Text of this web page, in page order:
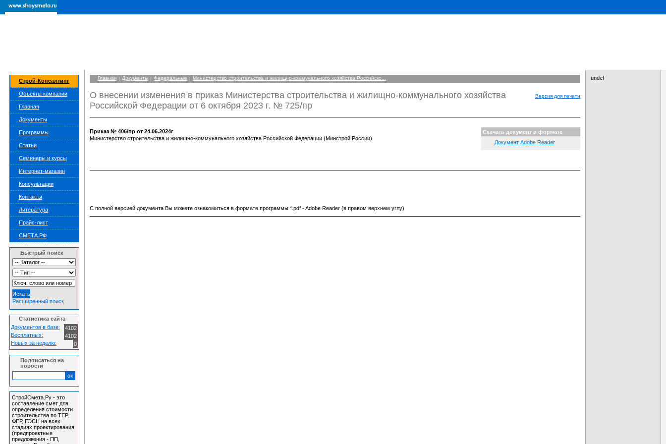
Строй-Консалтинг
Объекты компании
Главная
Документы
Программы
Статьи
Семинары и курсы
Интернет-магазин
Консультации
Контакты
Литература
Прайс-лист
СМЕТА.РФ
Быстрый поиск
Расширенный поиск
Статистика сайта
Документов в базе:
4102
Бесплатных:
4102
Новых за неделю:
0
Подписаться на
новости
СтройСмета.Ру - это
составление смет для
определения стоимости
строительства по ТЕР,
ФЕР, ГЭСН на всех
стадиях проектирования
(предпроектные
предложения - ПП,
Главная | Документы | Федеральные | Министерство строительства и жилищно-коммунального хозяйства Российско...
Версия для печати
О внесении изменения в приказ Министерства строительства и жилищно-коммунального хозяйства
Российской Федерации от 6 октября 2023 г. № 725/пр
Приказ № 406/пр от 24.06.2024г
Министерство строительства и жилищно-коммунального хозяйства Российской Федерации (Минстрой России)
Скачать документ в формате
Документ Adobe Reader
С полной версией документа Вы можете ознакомиться в формате программы *.pdf - Adobe Reader (в правом верхнем углу)
undef